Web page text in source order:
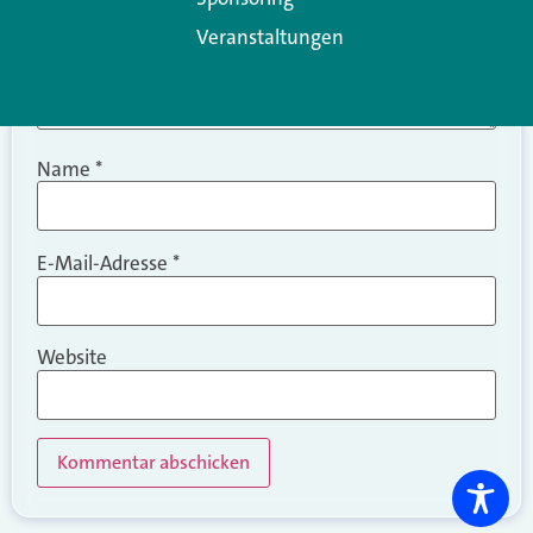
Name *
E-Mail-Adresse *
Website
Alternative:
Veranstaltungen